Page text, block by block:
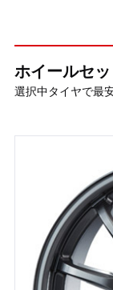
ホイールセ
選択中タイヤで最